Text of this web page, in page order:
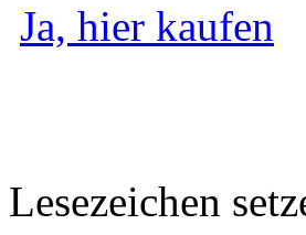
Ja, hier kaufen
Lesezeichen